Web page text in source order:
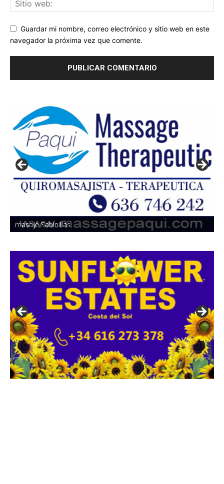
Guardar mi nombre, correo electrónico y sitio web en este
navegador la próxima vez que comente.
masaje Sabinillas